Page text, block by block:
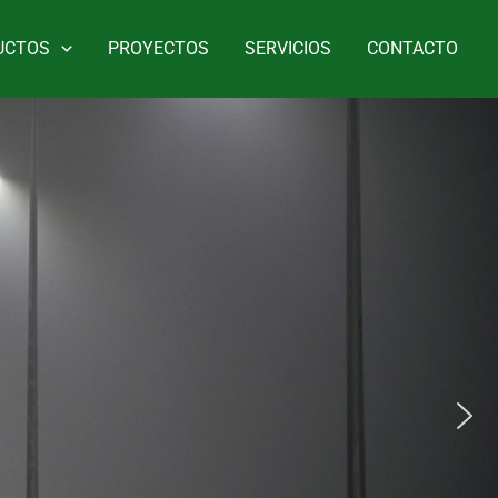
PROYECTOS SERVICIOS CONTACTO